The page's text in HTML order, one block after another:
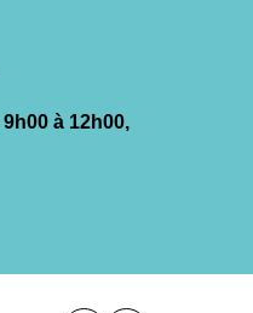
9h00 à 12h00,